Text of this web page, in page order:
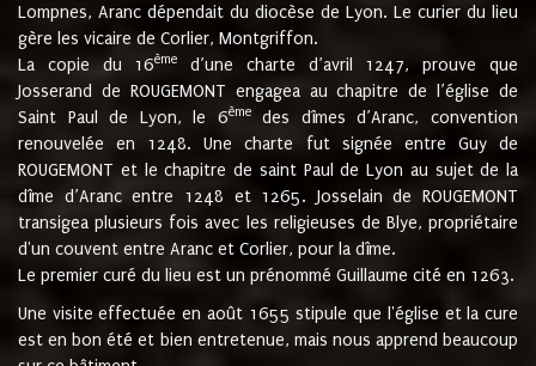
Lompnes, Aranc dépendait du diocèse de Lyon. Le curier du lieu
gère les vicaire de Corlier, Montgriffon.
La copie du 16ème
d’une charte d’avril 1247, prouve que
Josserand de ROUGEMONT engagea au chapitre de l’église de
Saint Paul de Lyon, le 6èmedes dîmes d’Aranc, convention
renouvelée en 1248. Une charte fut signée entre Guy de
ROUGEMONT et le chapitre de saint Paul de Lyon au sujet de la
dîme d’Aranc entre 1248 et 1265. Josselain de ROUGEMONT
transigea plusieurs fois avec les religieuses de Blye, propriétaire
d'un couvent entre Aranc et Corlier, pour la dîme.
Le premier curé du lieu est un prénommé Guillaume cité en 1263.
Une visite effectuée en août 1655 stipule que l'église et la cure
est en bon été et bien entretenue, mais nous apprend beaucoup